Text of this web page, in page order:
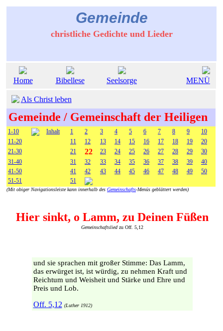
Gemeinde
christliche Gedichte und Lieder
Home Bibellese Seelsorge MENÜ
Als Christ leben
Gemeinde / Gemeinschaft der Heiligen
1-10 Inhalt 1 2 3 4 5 6 7 8 9
10
11-20
11 12 13 14 15 16 17 18 19
20
21-30
21 22 23 24 25 26 27 28 29
30
31-40
31 32 33 34 35 36 37 38 39
40
41-50
41 42 43 44 45 46 47 48 49
50
51-51
51
(Mit obiger Navigationsleiste kann innerhalb des Gemeinschafts-Menüs geblättert werden)
Hier sinkt, o Lamm, zu Deinen Füßen
Gemeinschaftsliedzu Off. 5,12
und sie sprachen mit großer Stimme: Das Lamm,
das erwürget ist, ist würdig, zu nehmen Kraft und
Reichtum und Weisheit und Stärke und Ehre und
Preis und Lob.
Off. 5,12 (Luther 1912)